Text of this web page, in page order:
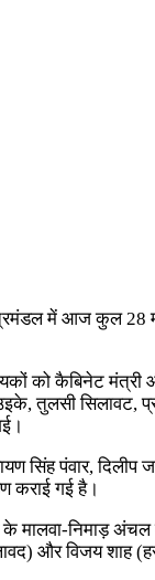
में आज कुल 28
को कैबिनेट
उइके, तुलसी
सिंह पंवार,
कराई गई है।
के मालवा-निमाड़
और विजय शाह